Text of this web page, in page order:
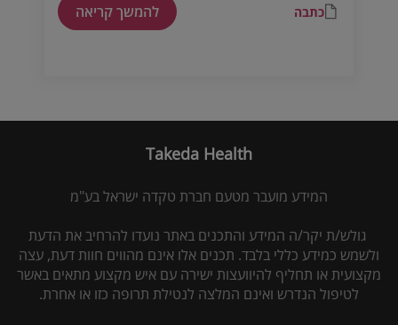
כתבה להמשך קריאה
Takeda Health
המידע מועבר מטעם חברת טקדה ישראל בע"מ
גולש/ת יקר/ה המידע והתכנים באתר נועדו להרחיב את הדעת
ולשמש כמידע כללי בלבד. תכנים אלו אינם מהווים חוות דעת, עצה
מקצועית או תחליף להיוועצות ישירה עם איש מקצוע מתאים באשר
לטיפול הנדרש ואינם המלצה לנטילת תרופה כזו או אחרת.